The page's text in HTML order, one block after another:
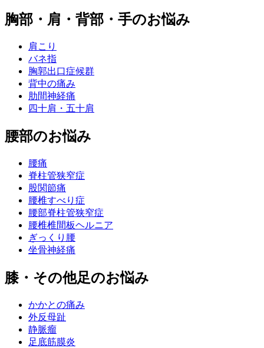
胸部・肩・背部・手のお悩み
肩こり
バネ指
胸郭出口症候群
背中の痛み
肋間神経痛
四十肩・五十肩
腰部のお悩み
腰痛
脊柱管狭窄症
股関節痛
腰椎すべり症
腰部脊柱管狭窄症
腰椎椎間板ヘルニア
ぎっくり腰
坐骨神経痛
膝・その他足のお悩み
かかとの痛み
外反母趾
静脈瘤
足底筋膜炎